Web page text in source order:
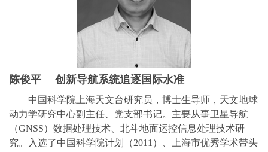
陈俊平 创新导航系统追逐国际水准
中国科学院上海天文台研究员，博士生导师，天文地球
动力学研究中心副主任、党支部书记。主要从事卫星导航
（GNSS）数据处理技术、北斗地面运控信息处理技术研
究。入选了中国科学院计划（2011）、上海市优秀学术带头